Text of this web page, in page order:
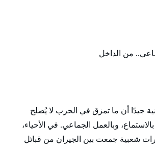
من الداخل
جيدًا أن ما تمزق في الحرب لا يُصلح
وبالعمل الجماعي. في الأحياء،
شعبية جمعت بين الجيران من قبائل